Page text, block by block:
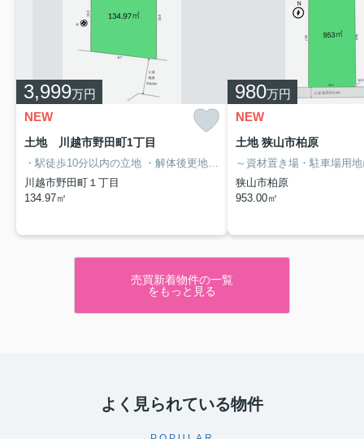
3,999万円
NEW
土地 川越市野田町1丁目
・駅徒歩10分以内の立地 ・解体後更地渡し
・建築条件無し…お好きな
川越市野田町１丁目
134.97㎡
980万円
NEW
土地 狭山市柏原
狭山市柏原
953.00㎡
売買新着物件の一覧
をもっと見る
よく見られている物件